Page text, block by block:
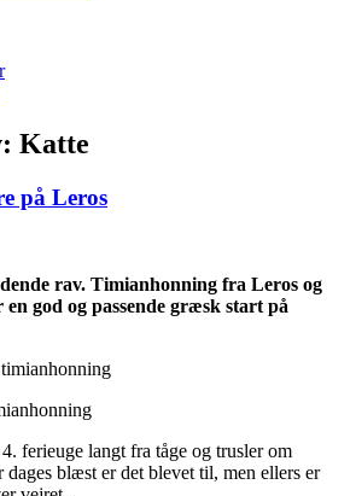
Katte
på Leros
rav. Timianhonning fra Leros og
god og passende græsk start på
ferieuge langt fra tåge og trusler om
dages blæst er det blevet til, men ellers er